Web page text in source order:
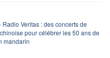
Radio Veritas : des concerts de
pour célébrer les 50 ans de
mandarin